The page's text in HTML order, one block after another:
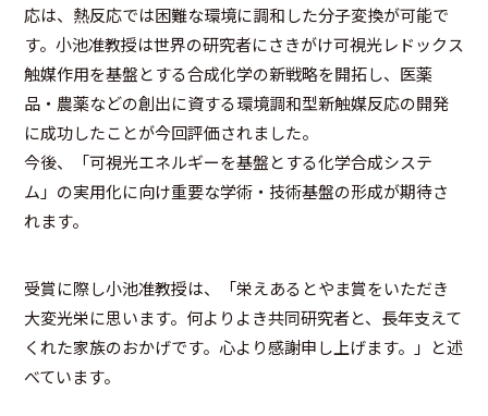
応は、熱反応では困難な環境に調和した分子変換が可能で
す。小池准教授は世界の研究者にさきがけ可視光レドックス
触媒作用を基盤とする合成化学の新戦略を開拓し、医薬
品・農薬などの創出に資する環境調和型新触媒反応の開発
に成功したことが今回評価されました。
今後、「可視光エネルギーを基盤とする化学合成システ
ム」の実用化に向け重要な学術・技術基盤の形成が期待さ
れます。
受賞に際し小池准教授は、「栄えあるとやま賞をいただき
大変光栄に思います。何よりよき共同研究者と、長年支えて
くれた家族のおかげです。心より感謝申し上げます。」と述
べています。